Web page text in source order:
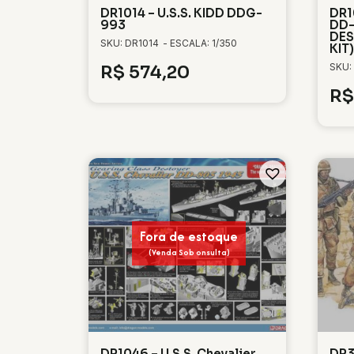
DR1014 – U.S.S. KIDD DDG-
993
SKU: DR1014 - ESCALA: 1/350
R$ 574,20
KIT)
SKU:
R$
Fora de estoque
(Venda Sob onsulta)